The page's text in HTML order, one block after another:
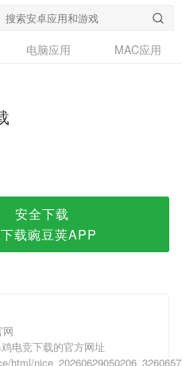
电脑应用
MAC应用
安全下载
载豌豆荚APP
电竞下载的官方网址
html/